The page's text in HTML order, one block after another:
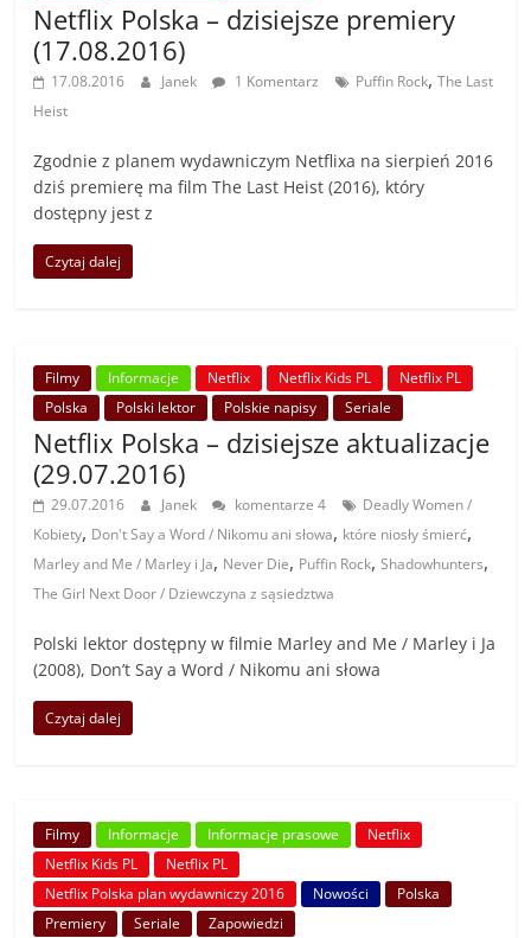
Netflix Polska – dzisiejsze premiery
(17.08.2016)
17.08.2016 Janek 1 Komentarz Puffin Rock,The Last
Heist
Zgodnie z planem wydawniczym Netflixa na sierpień 2016
dziś premierę ma film The Last Heist (2016), który
dostępny jest z
Czytaj dalej
Filmy Informacje Netflix Netflix Kids PL
Netflix PL
Polska
Polski lektor Polskie napisy Seriale
Netflix Polska – dzisiejsze aktualizacje
(29.07.2016)
29.07.2016 Janek komentarze 4
Deadly Women /
Kobiety, Don't Say a Word / Nikomu ani słowa, które niosły śmierć,
Marley and Me / Marley i Ja, Never Die, Puffin Rock,Shadowhunters,
The Girl Next Door / Dziewczyna z sąsiedztwa
Polski lektor dostępny w filmie Marley and Me / Marley i Ja
(2008), Don’t Say a Word / Nikomu ani słowa
Czytaj dalej
Filmy Informacje Informacje prasowe
Netflix
Netflix Kids PL
Netflix PL
Netflix Polska plan wydawniczy 2016
Nowości
Polska
Premiery
Seriale Zapowiedzi